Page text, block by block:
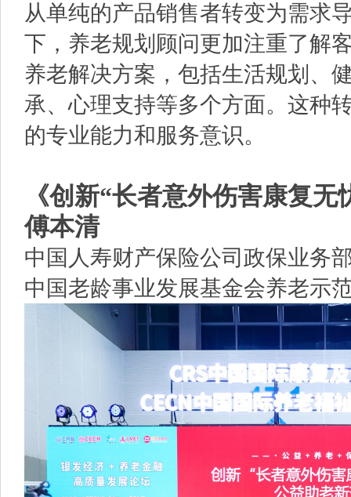
从单纯的产品销售者转变为需求
下，养老规划顾问更加注重了解
养老解决方案，包括生活规划、
承、心理支持等多个方面。这种
的专业能力和服务意识。
《创新“长者意外伤害康复
傅本清
中国人寿财产保险公司政保业务
中国老龄事业发展基金会养老示